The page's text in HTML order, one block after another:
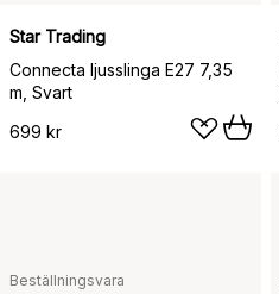
Star Trading
Connecta ljusslinga E27 7,35
m, Svart
699 kr
Beställningsvara